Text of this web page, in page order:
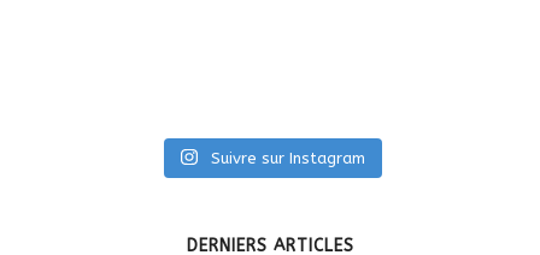
Suivre sur Instagram
DERNIERS ARTICLES